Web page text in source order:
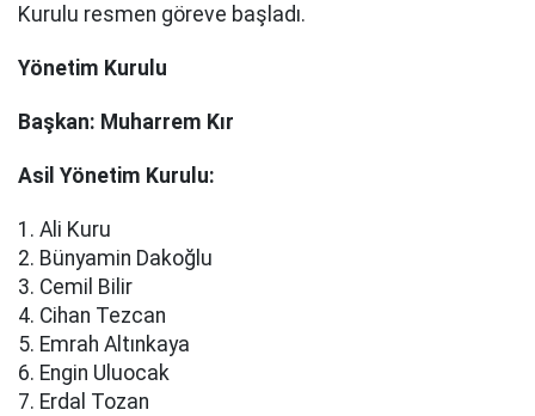
Kurulu resmen göreve başladı.
Yönetim Kurulu
Başkan: Muharrem Kır
Asil Yönetim Kurulu:
1. Ali Kuru
2. Bünyamin Dakoğlu
3. Cemil Bilir
4. Cihan Tezcan
5. Emrah Altınkaya
6. Engin Uluocak
7. Erdal Tozan